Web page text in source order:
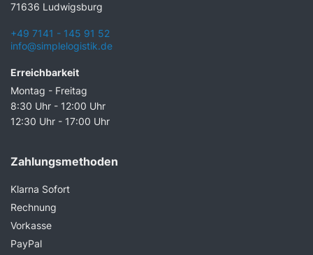
71636 Ludwigsburg
+49 7141 - 145 91 52
info@simplelogistik.de
Erreichbarkeit
Montag - Freitag
8:30 Uhr - 12:00 Uhr
12:30 Uhr - 17:00 Uhr
Zahlungsmethoden
Klarna Sofort
Rechnung
Vorkasse
PayPal